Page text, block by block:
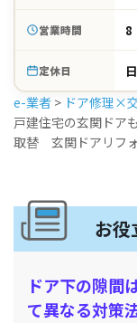
営業時間 8
定休日
e-業者 > ドア修理×
戸建住宅の玄関ドア
取替 玄関ドアリフ
お役
ドア下の隙間
て異なる対策